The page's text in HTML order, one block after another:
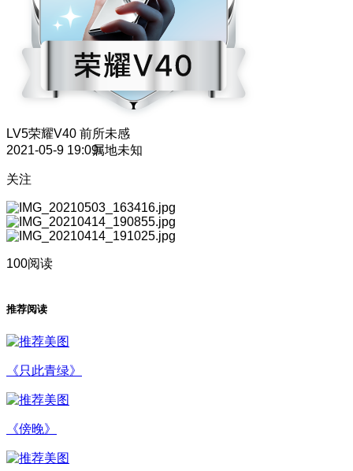
LV5荣耀V40 前所未感
2021-05-9 19:09属地未知
关注
100阅读
推荐阅读
《只此青绿》
《傍晚》